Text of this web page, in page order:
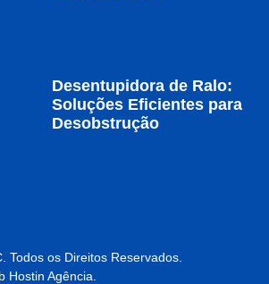
Desentupidora de Ralo:
Soluções Eficientes para
Desobstrução
Todos os Direitos Reservados.
Hostin Agência.